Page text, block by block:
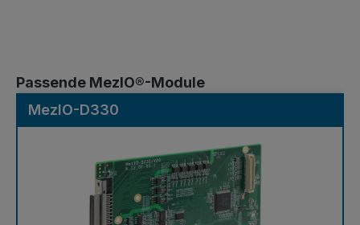
Produktgalerie überspringen
Passende MezIO®-Module
MezIO-D330